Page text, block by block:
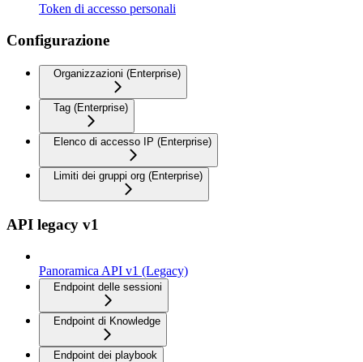
Token di accesso personali
Configurazione
Organizzazioni (Enterprise)
Tag (Enterprise)
Elenco di accesso IP (Enterprise)
Limiti dei gruppi org (Enterprise)
API legacy v1
Panoramica API v1 (Legacy)
Endpoint delle sessioni
Endpoint di Knowledge
Endpoint dei playbook